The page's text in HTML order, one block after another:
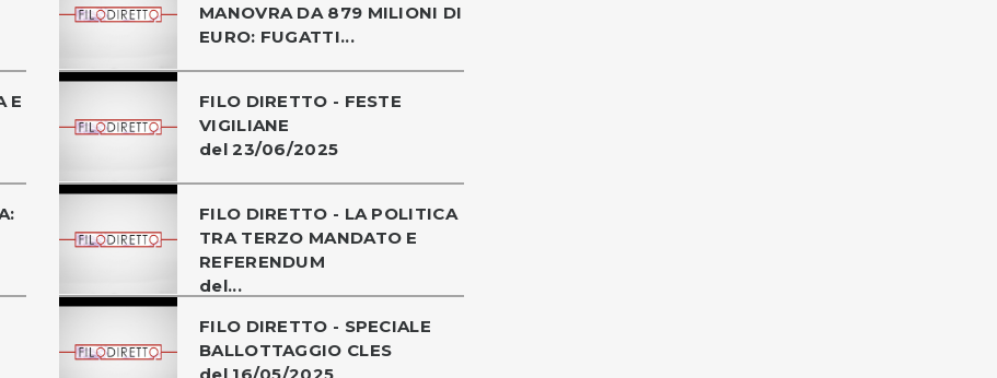
MANOVRA DA 879 MILIONI DI
EURO: FUGATTI...
E
FILO DIRETTO - FESTE
VIGILIANE
del 23/06/2025
FILO DIRETTO - LA POLITICA
TRA TERZO MANDATO E
REFERENDUM
del...
FILO DIRETTO - SPECIALE
BALLOTTAGGIO CLES
del 16/05/2025